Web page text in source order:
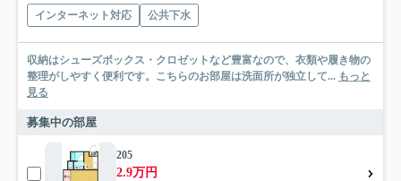
インターネット対応 公共下水
収納はシューズボックス・クロゼットなど豊富なので、衣類や履き物の
整理がしやすく便利です。こちらのお部屋は洗面所が独立して... もっと
見る
募集中の部屋
205
2.9万円